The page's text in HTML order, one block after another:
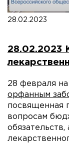
28.02.2023
28.02.2023
28 февраля на
орфанным
посвященная
вопросам